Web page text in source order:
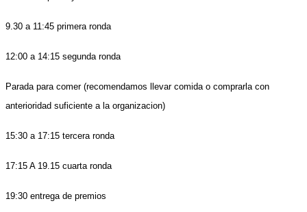
9.30 a 11:45 primera ronda
12:00 a 14:15 segunda ronda
Parada para comer (recomendamos llevar comida o comprarla con
anterioridad suficiente a la organizacion)
15:30 a 17:15 tercera ronda
17:15 A 19.15 cuarta ronda
19:30 entrega de premios